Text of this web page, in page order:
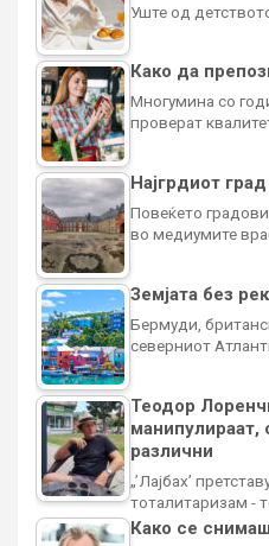
Уште од
Како да
Многумина со
проверат
Најгрдиот
Повеќето
во медиумите
Земјата без
Бермуди,
северниот
Теодор
манипулираат,
различни
„’Лајбах’
тоталитаризам -
Како се